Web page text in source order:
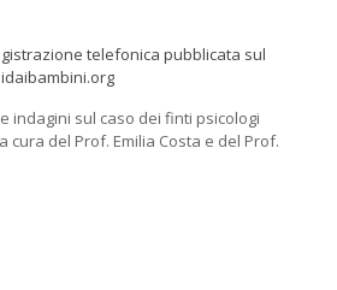
telefonica pubblicata sul
indagini sul caso dei finti psicologi
cura del Prof. Emilia Costa e del Prof.